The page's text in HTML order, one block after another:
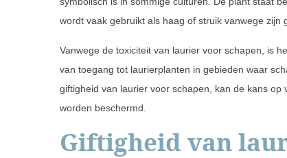
wordt vaak gebruikt als haag of struik vanwege zijn
Vanwege de toxiciteit van laurier voor schapen, is
van toegang tot laurierplanten in gebieden waar
giftigheid van laurier voor schapen, kan de kans
worden beschermd.
Giftigheid van